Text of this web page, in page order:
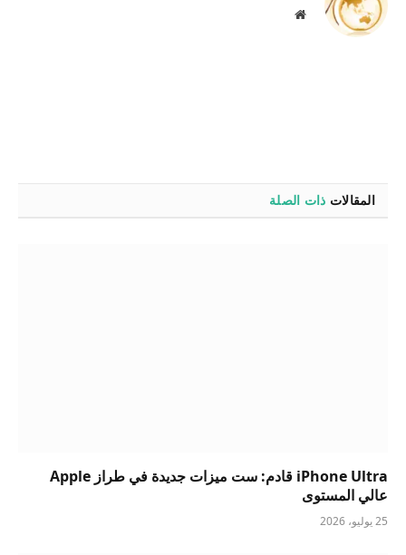
موقع
المقالات ذات الصلة
iPhone Ultra قادم: ست ميزات جديدة في طراز Apple
عالي المستوى
25 يوليو، 2026